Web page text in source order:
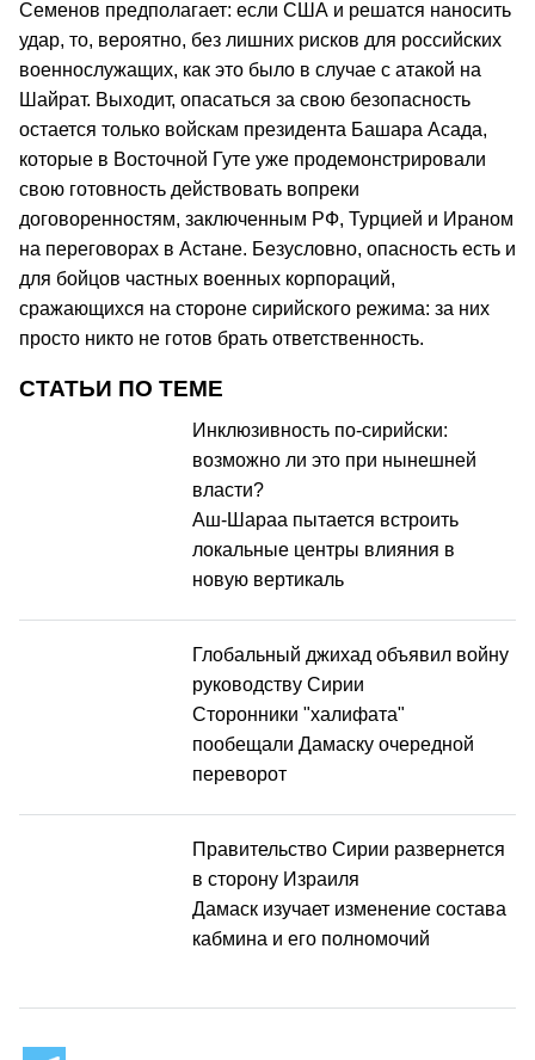
Семенов предполагает: если США и решатся наносить
удар, то, вероятно, без лишних рисков для российских
военнослужащих, как это было в случае с атакой на
Шайрат. Выходит, опасаться за свою безопасность
остается только войскам президента Башара Асада,
которые в Восточной Гуте уже продемонстрировали
свою готовность действовать вопреки
договоренностям, заключенным РФ, Турцией и Ираном
на переговорах в Астане. Безусловно, опасность есть и
для бойцов частных военных корпораций,
сражающихся на стороне сирийского режима: за них
просто никто не готов брать ответственность.
СТАТЬИ ПО ТЕМЕ
Инклюзивность по-сирийски:
возможно ли это при нынешней
власти?
Аш-Шараа пытается встроить
локальные центры влияния в
новую вертикаль
Глобальный джихад объявил войну
руководству Сирии
Сторонники "халифата"
пообещали Дамаску очередной
переворот
Правительство Сирии развернется
в сторону Израиля
Дамаск изучает изменение состава
кабмина и его полномочий